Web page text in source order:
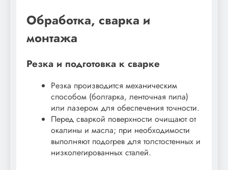
Обработка, сварка и
монтажа
Резка и подготовка к сварке
Резка производится механическим
способом (болгарка, ленточная пила)
или лазером для обеспечения точности.
Перед сваркой поверхности очищают от
окалины и масла; при необходимости
выполняют подогрев для толстостенных и
низколегированных сталей.